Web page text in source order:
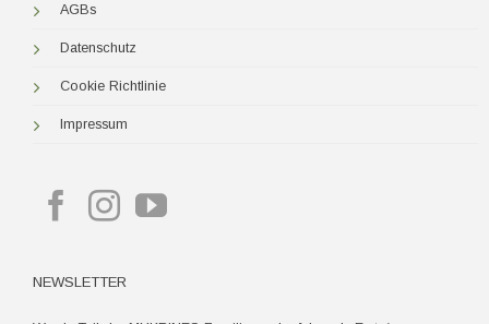
AGBs
Datenschutz
Cookie Richtlinie
Impressum
NEWSLETTER